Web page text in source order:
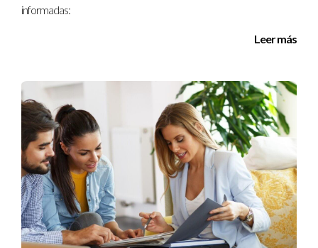
informadas:
Leer más